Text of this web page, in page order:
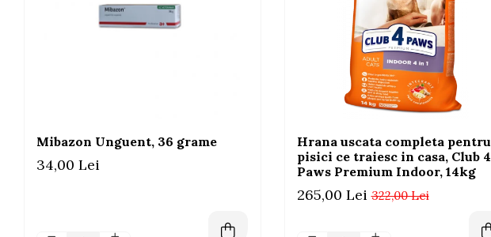
Mibazon Unguent, 36 grame
34,00 Lei
Hrana uscata completa pentru
pisici ce traiesc in casa, Club 4
Paws Premium Indoor, 14kg
322,00 Lei
265,00 Lei